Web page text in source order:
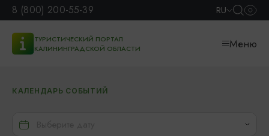
8 (800) 200-55-39 RU
ТУРИСТИЧЕСКИЙ ПОРТАЛ
КАЛИНИНГРАДСКОЙ ОБЛАСТИ
Меню
КАЛЕНДАРЬ СОБЫТИЙ